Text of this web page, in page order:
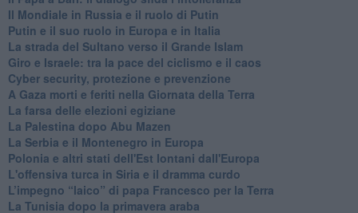
Il Mondiale in Russia e il ruolo di Putin
Putin e il suo ruolo in Europa e in Italia
La strada del Sultano verso il Grande Islam
Giro e Israele: tra la pace del ciclismo e il caos
Cyber security, protezione e prevenzione
A Gaza morti e feriti nella Giornata della Terra
La farsa delle elezioni egiziane
La Palestina dopo Abu Mazen
La Serbia e il Montenegro in Europa
Polonia e altri stati dell'Est lontani dall'Europa
L'offensiva turca in Siria e il dramma curdo
L’impegno “laico” di papa Francesco per la Terra
La Tunisia dopo la primavera araba